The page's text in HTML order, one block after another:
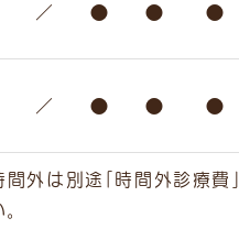
／ ● ● ●
／ ● ● ●
外は別途「時間外診療費」